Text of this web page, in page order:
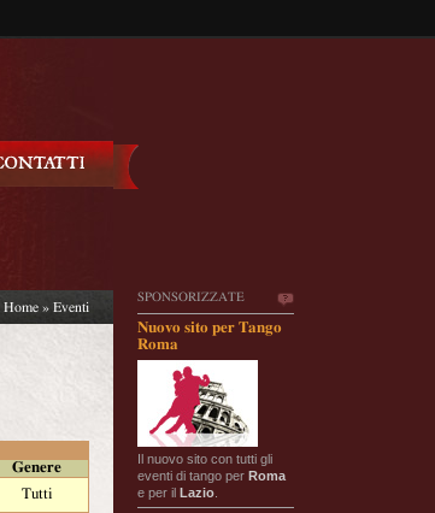
SPONSORIZZATE
Nuovo sito per Tango
Roma
Il nuovo sito con tutti gli
eventi di tango per Roma
e per il Lazio
Home » Eventi
Genere
Tutti